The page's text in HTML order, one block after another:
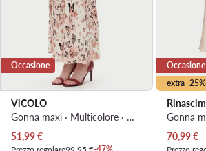
Occasione
ViCOLO
Gonna maxi · Multicolore · Maxi
Prezzo attuale
51,99€
extra -
Occasione
Gonna
Prezzo
70,99€